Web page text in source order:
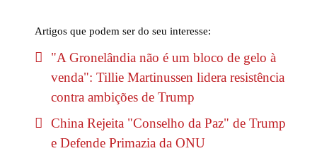
Artigos que podem ser do seu interesse:
"A Gronelândia não é um bloco de gelo à
venda": Tillie Martinussen lidera resistência
contra ambições de Trump
China Rejeita "Conselho da Paz" de Trump
e Defende Primazia da ONU